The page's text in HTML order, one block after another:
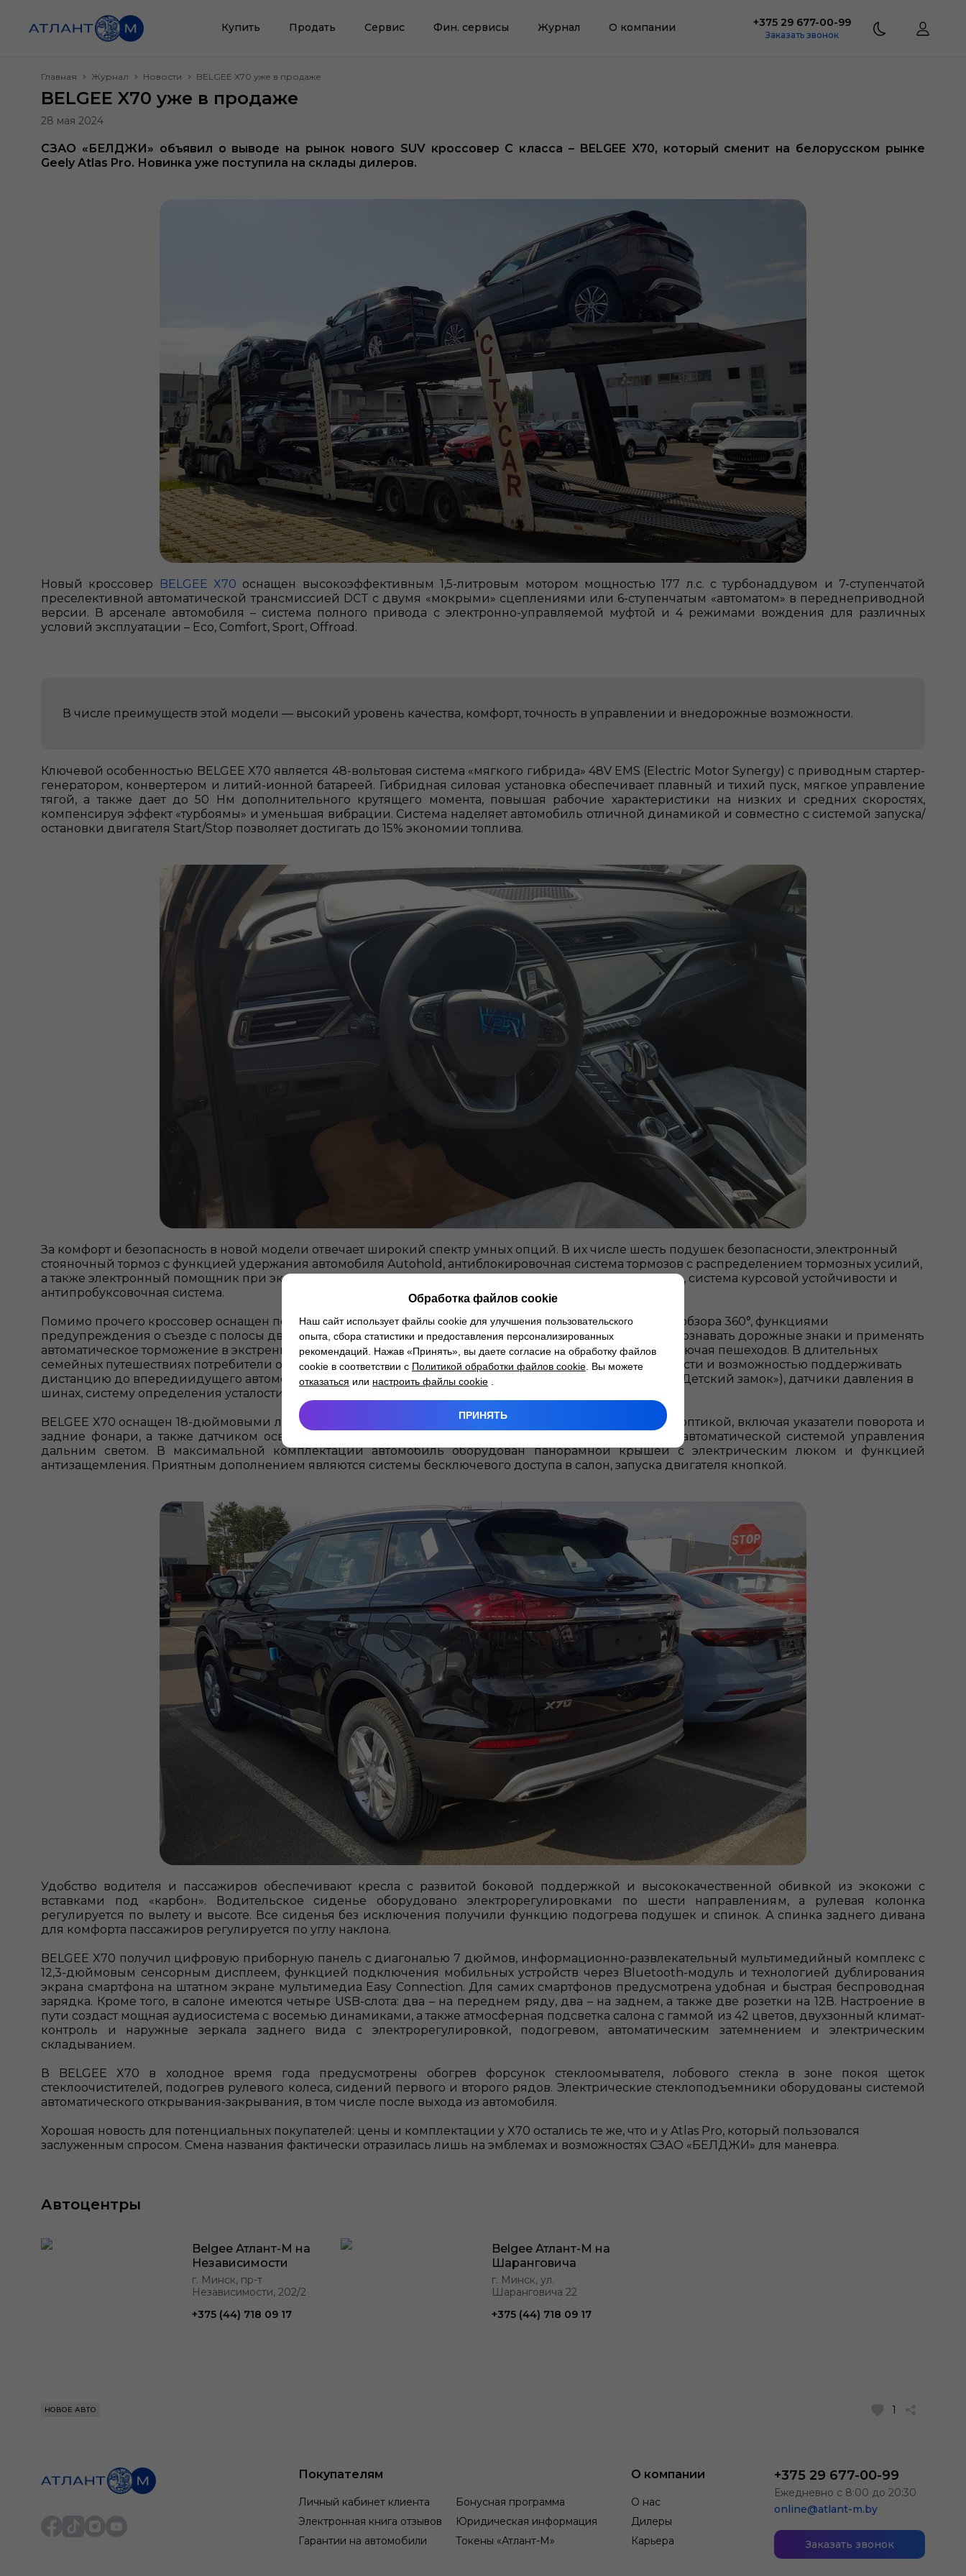
Купить Продать Сервис Фин. сервисы Журнал О компании +375 29 677-00-99
Заказать звонок
Главная Журнал Новости BELGEE X70 уже в продаже
BELGEE X70 уже в продаже
28 мая 2024
СЗАО «БЕЛДЖИ» объявил о выводе на рынок нового SUV кроссовер С класса – BELGEE X70, который сменит на белорусском рынке
Geely Atlas Pro. Новинка уже поступила на склады дилеров.
Новый кроссовер BELGEE X70 оснащен высокоэффективным 1,5-литровым мотором мощностью 177 л.с. с турбонаддувом и 7-ступенчатой
преселективной автоматической трансмиссией DCT с двумя «мокрыми» сцеплениями или 6-ступенчатым «автоматом» в переднеприводной
версии. В арсенале автомобиля – система полного привода с электронно-управляемой муфтой и 4 режимами вождения для различных
условий эксплуатации – Eco, Comfort, Sport, Offroad.
В числе преимуществ этой модели — высокий уровень качества, комфорт, точность в управлении и внедорожные возможности.
Ключевой особенностью BELGEE X70 является 48-вольтовая система «мягкого гибрида» 48V EMS (Electric Motor Synergy) с приводным стартер-
генератором, конвертером и литий-ионной батареей. Гибридная силовая установка обеспечивает плавный и тихий пуск, мягкое управление
тягой, а также дает до 50 Нм дополнительного крутящего момента, повышая рабочие характеристики на низких и средних скоростях,
компенсируя эффект «турбоямы» и уменьшая вибрации. Система наделяет автомобиль отличной динамикой и совместно с системой запуска/
остановки двигателя Start/Stop позволяет достигать до 15% экономии топлива.
За комфорт и безопасность в новой модели отвечает широкий спектр умных опций. В их числе шесть подушек безопасности, электронный
стояночный тормоз с функцией удержания автомобиля Autohold, антиблокировочная система тормозов с распределением тормозных усилий,
а также электронный помощник при экстренном замедлении, ассистенты при старте и спуске на склоне, система курсовой устойчивости и
антипробуксовочная система.
Помимо прочего кроссовер оснащен передними и задними датчиками парковки, системой кругового обзора 360°, функциями
предупреждения о съезде с полосы движения и удержания в полосе. Автомобиль также способен распознавать дорожные знаки и применять
автоматическое торможение в экстренной ситуации при определении объектов на проезжей части, включая пешеходов. В длительных
семейных путешествиях потребители оценят интеллектуальный круиз-контроль с ограничителем скорости и возможностью поддерживать
дистанцию до впередиидущего автомобиля, функцию блокировки открывания дверей второго ряда («Детский замок»), датчики давления в
шинах, систему определения усталости водителя.
BELGEE X70 оснащен 18-дюймовыми легкосплавными колесными дисками, полностью светодиодной оптикой, включая указатели поворота и
задние фонари, а также датчиком освещения, подсветкой зоны выхода при открывании дверей и автоматической системой управления
дальним светом. В максимальной комплектации автомобиль оборудован панорамной крышей с электрическим люком и функцией
антизащемления. Приятным дополнением являются системы бесключевого доступа в салон, запуска двигателя кнопкой.
Удобство водителя и пассажиров обеспечивают кресла с развитой боковой поддержкой и высококачественной обивкой из экокожи с
вставками под «карбон». Водительское сиденье оборудовано электрорегулировками по шести направлениям, а рулевая колонка
регулируется по вылету и высоте. Все сиденья без исключения получили функцию подогрева подушек и спинок. А спинка заднего дивана
для комфорта пассажиров регулируется по углу наклона.
BELGEE X70 получил цифровую приборную панель c диагональю 7 дюймов, информационно-развлекательный мультимедийный комплекс с
12,3-дюймовым сенсорным дисплеем, функцией подключения мобильных устройств через Bluetooth-модуль и технологией дублирования
экрана смартфона на штатном экране мультимедиa Easy Connection. Для самих смартфонов предусмотрена удобная и быстрая беспроводная
зарядка. Кроме того, в салоне имеются четыре USB-слота: два – на переднем ряду, два – на заднем, а также две розетки на 12В. Настроение в
пути создаст мощная аудиосистема с восемью динамиками, а также атмосферная подсветка салона с гаммой из 42 цветов, двухзонный климат-
контроль и наружные зеркала заднего вида с электрорегулировкой, подогревом, автоматическим затемнением и электрическим
складыванием.
В BELGEE X70 в холодное время года предусмотрены обогрев форсунок стеклоомывателя, лобового стекла в зоне покоя щеток
стеклоочистителей, подогрев рулевого колеса, сидений первого и второго рядов. Электрические стеклоподъемники оборудованы системой
автоматического открывания-закрывания, в том числе после выхода из автомобиля.
Хорошая новость для потенциальных покупателей: цены и комплектации у X70 остались те же, что и у Atlas Pro, который пользовался
заслуженным спросом. Смена названия фактически отразилась лишь на эмблемах и возможностях СЗАО «БЕЛДЖИ» для маневра.
Автоцентры
Belgee Атлант-М на
Независимости
г. Минск, пр-т
Независимости, 202/2
+375 (44) 718 09 17
Belgee Атлант-М на
Шаранговича
г. Минск, ул.
Шаранговича 22
+375 (44) 718 09 17
НОВОЕ АВТО 1
Покупателям
Личный кабинет клиента
Бонусная программа
Электронная книга отзывов
Юридическая информация
Гарантии на автомобили
Токены «Атлант-М»
О компании
О нас
Дилеры
Карьера
+375 29 677-00-99
Ежедневно с 8:00 до 20:30
online@atlant-m.by
Заказать звонок
Обработка файлов cookie
Наш сайт использует файлы cookie для улучшения пользовательского
опыта, сбора статистики и предоставления персонализированных
рекомендаций. Нажав «Принять», вы даете согласие на обработку файлов
cookie в соответствии с Политикой обработки файлов cookie . Вы можете
отказаться или настроить файлы cookie
ПРИНЯТЬ